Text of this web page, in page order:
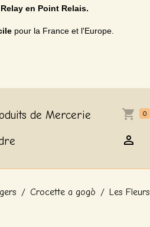
en Point Relais.
pour la France et l'Europe.
de Mercerie
0
Crocette a gogò Les Fleurs